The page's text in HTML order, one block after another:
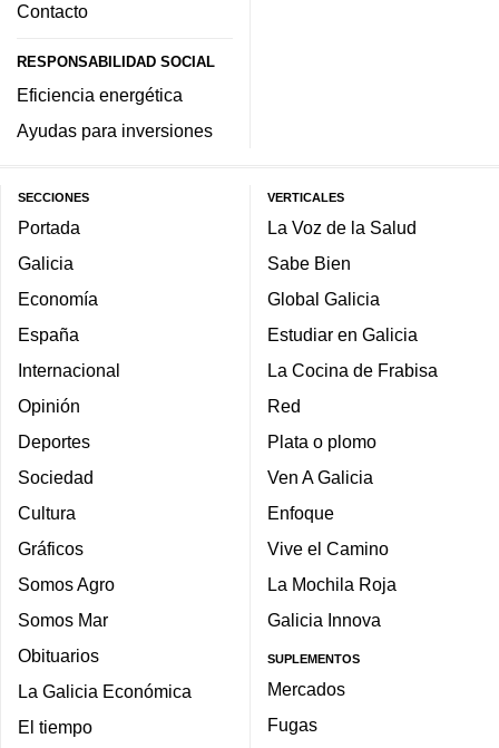
Contacto
RESPONSABILIDAD SOCIAL
Eficiencia energética
Ayudas para inversiones
SECCIONES
Portada
Galicia
Economía
España
Internacional
Opinión
Deportes
Sociedad
Cultura
Gráficos
Somos Agro
Somos Mar
Obituarios
La Galicia Económica
El tiempo
VERTICALES
La Voz de la Salud
Sabe Bien
Global Galicia
Estudiar en Galicia
La Cocina de Frabisa
Red
Plata o plomo
Ven A Galicia
Enfoque
Vive el Camino
La Mochila Roja
Galicia Innova
SUPLEMENTOS
Mercados
Fugas